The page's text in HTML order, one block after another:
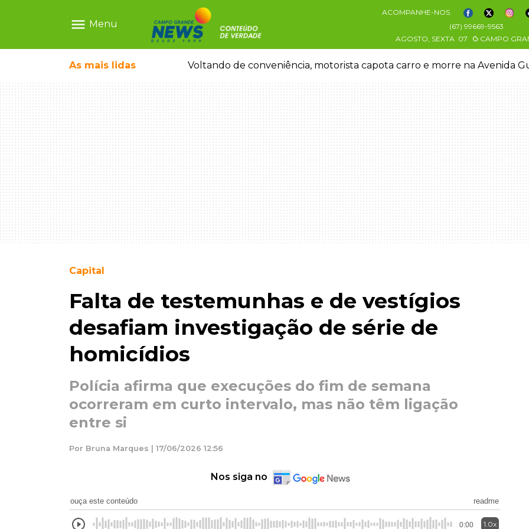
menu Menu
ACOMPANHE-NOS
(67) 99669-9563
AGOSTO, SEXTA 07 CAMPO
As mais lidas
virtual", diz delegada
Capital
Falta de testemunhas e de vestígios
desafiam investigação de série de
homicídios
Polícia afirma que execuções do fim de semana
ocorreram em curto intervalo, mas não têm ligação
entre si
Por Bruna Marques | 17/06/2026 12:56
Nos siga no
ouça este conteúdo readme
0:00 1.0x